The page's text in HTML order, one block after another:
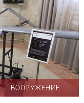
ВООРУЖЕНИЕ